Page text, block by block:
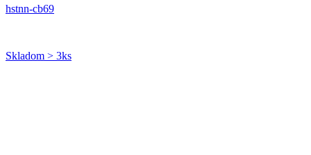
hstnn-cb69
Skladom > 3ks